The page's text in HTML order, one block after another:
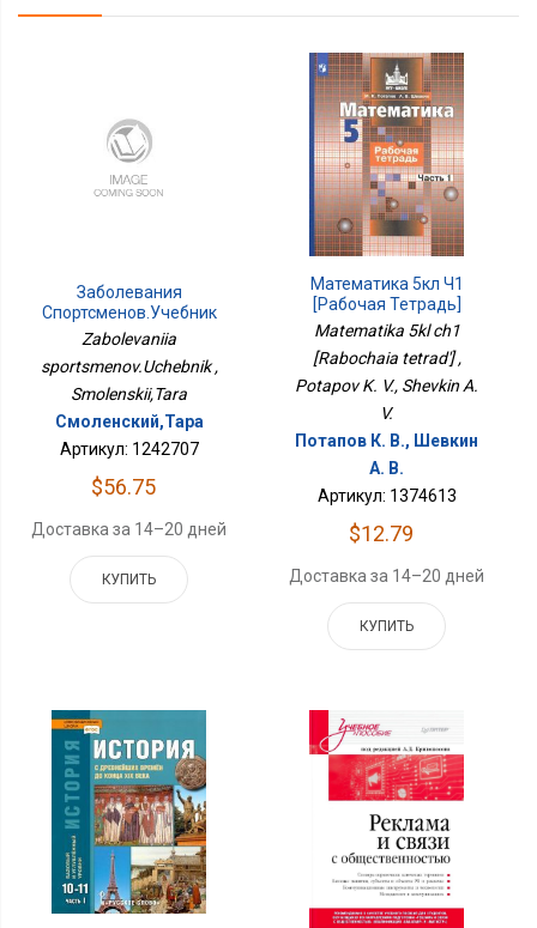
Заболевания
Спортсменов.Учебник
Zabolevaniia
sportsmenov.Uchebnik ,
Smolenskii,Tara
Смоленский,Тара
Артикул: 1242707
$56.75
Доставка за 14–20 дней
КУПИТЬ
Математика 5кл Ч1
[Рабочая Тетрадь]
Matematika 5kl ch1
[Rabochaia tetrad'] ,
Potapov K. V., Shevkin A.
V.
Потапов К. В., Шевкин
А. В.
Артикул: 1374613
$12.79
Доставка за 14–20 дней
КУПИТЬ